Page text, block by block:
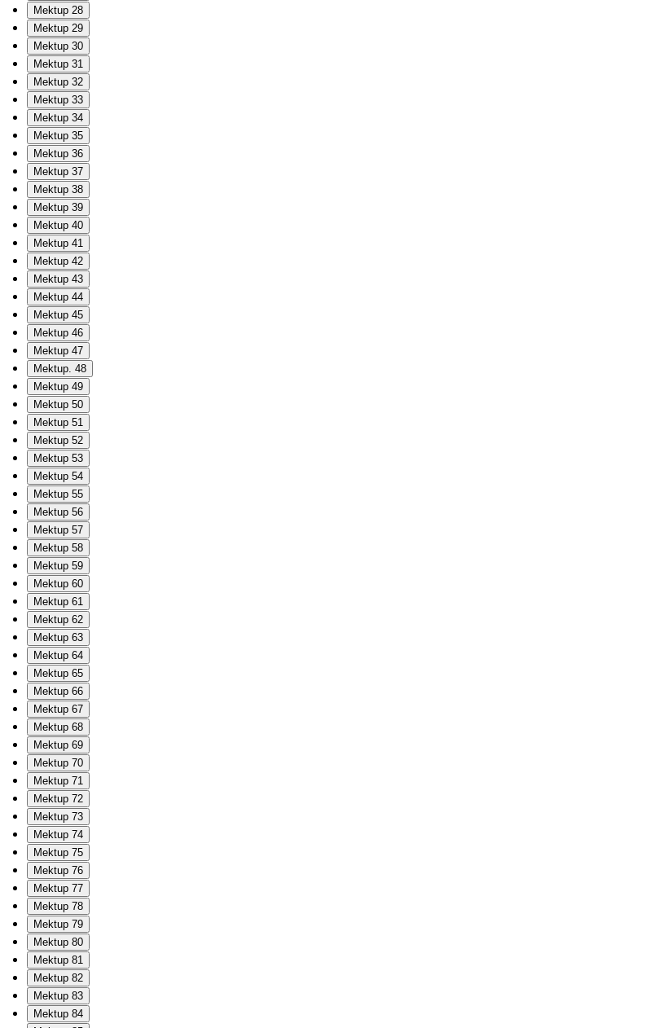
Mektup 28
Mektup 29
Mektup 30
Mektup 31
Mektup 32
Mektup 33
Mektup 34
Mektup 35
Mektup 36
Mektup 37
Mektup 38
Mektup 39
Mektup 40
Mektup 41
Mektup 42
Mektup 43
Mektup 44
Mektup 45
Mektup 46
Mektup 47
Mektup. 48
Mektup 49
Mektup 50
Mektup 51
Mektup 52
Mektup 53
Mektup 54
Mektup 55
Mektup 56
Mektup 57
Mektup 58
Mektup 59
Mektup 60
Mektup 61
Mektup 62
Mektup 63
Mektup 64
Mektup 65
Mektup 66
Mektup 67
Mektup 68
Mektup 69
Mektup 70
Mektup 71
Mektup 72
Mektup 73
Mektup 74
Mektup 75
Mektup 76
Mektup 77
Mektup 78
Mektup 79
Mektup 80
Mektup 81
Mektup 82
Mektup 83
Mektup 84